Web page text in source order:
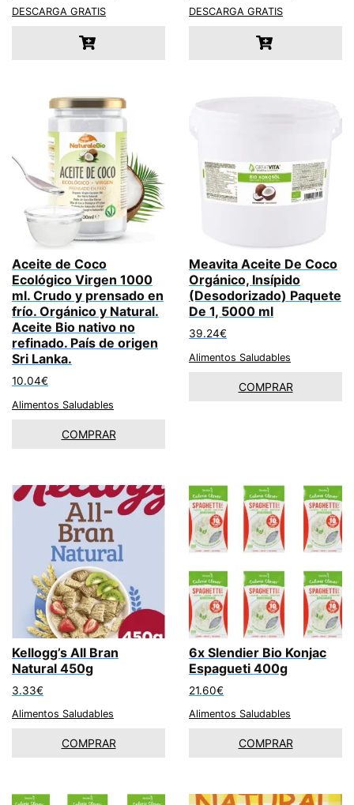
DESCARGA GRATIS DESCARGA GRATIS
Aceite de Coco
Ecológico Virgen 1000
ml. Crudo y prensado en
frío. Orgánico y Natural.
Aceite Bio nativo no
refinado. País de origen
Sri Lanka.
10.04€
Alimentos Saludables
COMPRAR
Meavita Aceite De Coco
Orgánico, Insípido
(Desodorizado) Paquete
De 1, 5000 ml
39.24€
Alimentos Saludables
COMPRAR
Kellogg’s All Bran
Natural 450g
3.33€
Alimentos Saludables
COMPRAR
6x Slendier Bio Konjac
Espagueti 400g
21.60€
Alimentos Saludables
COMPRAR